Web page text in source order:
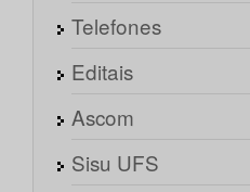
Telefones
Editais
Ascom
Sisu UFS